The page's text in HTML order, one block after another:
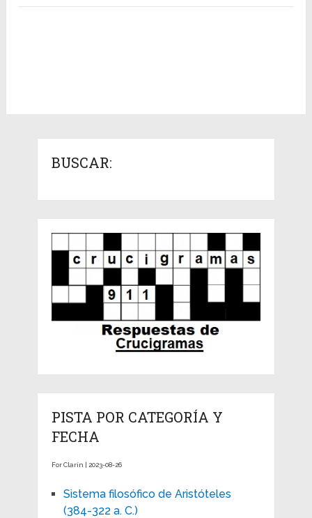
BUSCAR:
PISTA POR CATEGORÍA Y
FECHA
For Clarín | 2023-08-26
Sistema filosófico de Aristóteles
(384-322 a. C.)